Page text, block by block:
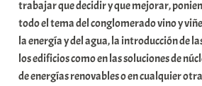
n
i
t
a
t
trabajar que decidir y que mejorar,
todo el tema del conglomerado vino y
la energía y del agua, la introducción de
los edificios como en las soluciones de
de energías renovables o en cualquier